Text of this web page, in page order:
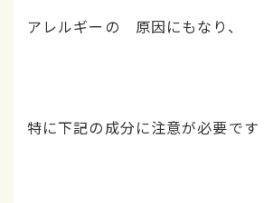
アレルギーの 原因にもなり、
特に下記の成分に注意が必要です